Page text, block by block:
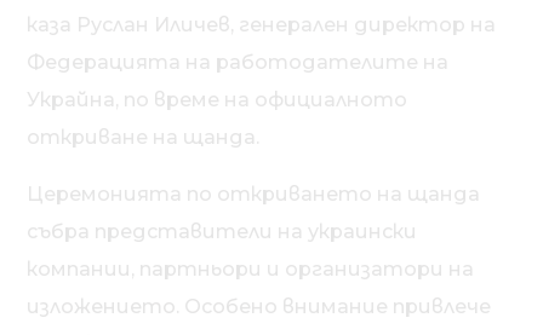
каза Руслан Иличев, генерален директор на
Федерацията на работодателите на
Украйна, по време на официалното
откриване на щанда.
Церемонията по откриването на щанда
събра представители на украински
компании, партньори и организатори на
изложението. Особено внимание привлече